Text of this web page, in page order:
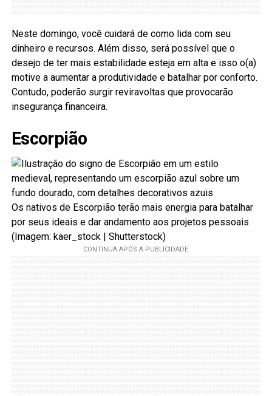
Neste domingo, você cuidará de como lida com seu
dinheiro e recursos. Além disso, será possível que o
desejo de ter mais estabilidade esteja em alta e isso o(a)
motive a aumentar a produtividade e batalhar por conforto.
Contudo, poderão surgir reviravoltas que provocarão
insegurança financeira.
Escorpião
Os nativos de Escorpião terão mais energia para batalhar
por seus ideais e dar andamento aos projetos pessoais
(Imagem: kaer_stock | Shutterstock)